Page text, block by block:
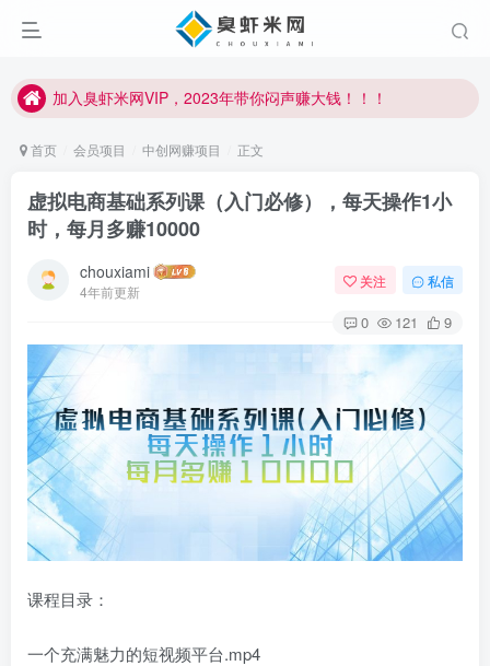
加入臭虾米网VIP，2023年带你闷声赚大钱！！！
加入臭虾米网VIP，2023年带你闷声赚大钱！！！
首页 会员项目 中创网赚项目 正文
虚拟电商基础系列课（入门必修），每天操作1小
时，每月多赚10000
chouxiami
4年前更新
关注 私信
0 121 9
课程目录：
一个充满魅力的短视频平台.mp4